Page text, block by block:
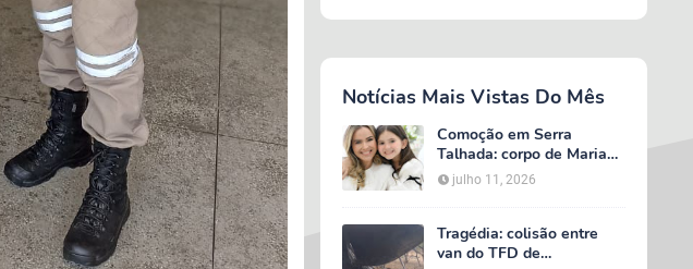
Notícias Mais Vistas Do Mês
Comoção em Serra
Talhada: corpo de Maria
Valentina é liberado e
velório começa às 5h
julho 11, 2026
Tragédia: colisão entre
van do TFD de